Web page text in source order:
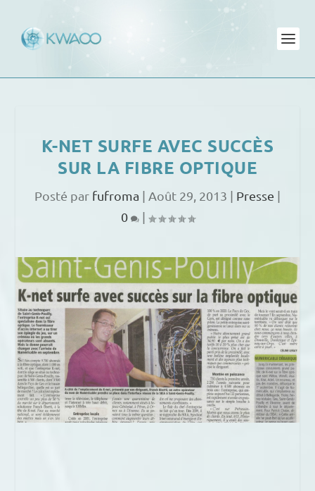
K-NET SURFE AVEC SUCCÈS
SUR LA FIBRE OPTIQUE
Posté par fufroma | Août 29, 2013 | Presse |
0
|